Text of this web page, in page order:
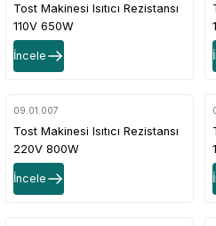
Tost Makinesi Isıtıcı Rezistansı
110V 650W
İncele
09.01.007
Tost Makinesi Isıtıcı Rezistansı
220V 800W
İncele